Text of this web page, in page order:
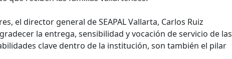
el director general de SEAPAL Vallarta, Carlos Ruiz
la entrega, sensibilidad y vocación de servicio de las
clave dentro de la institución, son también el pilar